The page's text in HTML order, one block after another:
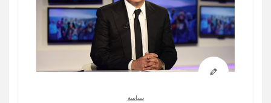
سياسة